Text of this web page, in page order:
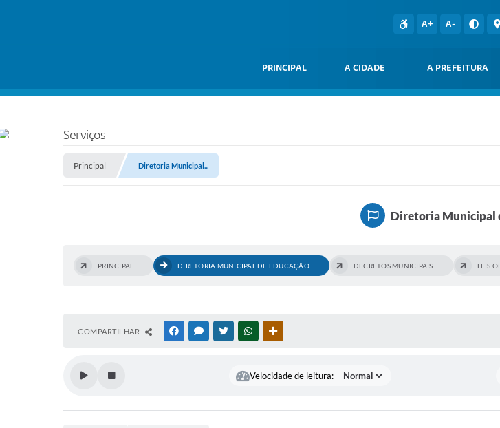
A+ A-
PRINCIPAL A CIDADE A PREFEITURA
Serviços
Principal Diretoria Municipal...
Diretoria Municipal
PRINCIPAL DIRETORIA MUNICIPAL DE EDUCAÇÃO DECRETOS MUNICIPAIS LEIS
COMPARTILHAR FACEBOOKMESSENGER
TWITTERWHATSAPP
Velocidade de leitura: